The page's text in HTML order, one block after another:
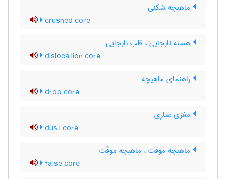
ماهیچه شکنی
crushed core
هسته نابجایی ، قلب نابجایی
dislocation core
راهنمای ماهیچه
drop core
مغزی غباری
dust core
ماهیچه موقت ، ماهیچه موقّت
false core